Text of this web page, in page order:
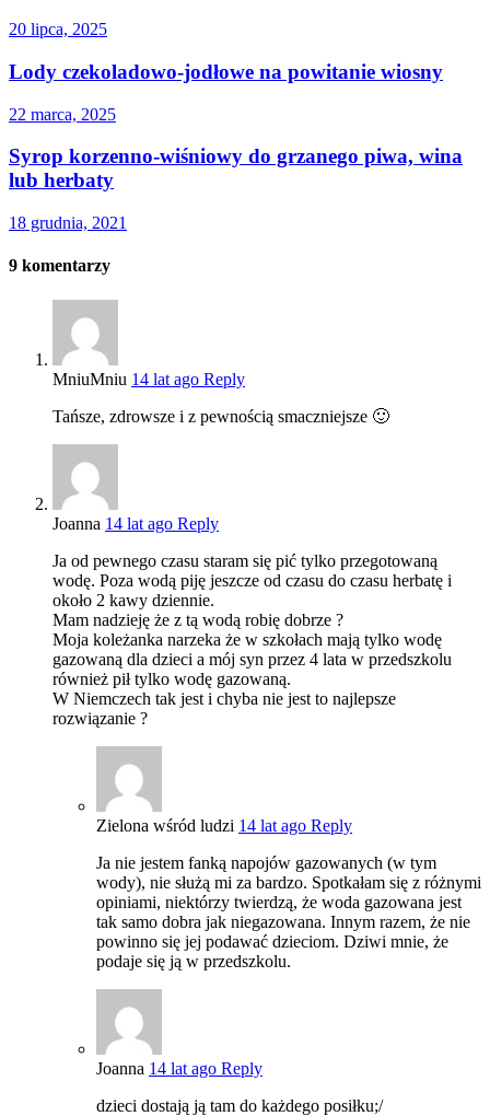
20 lipca, 2025
Lody czekoladowo-jodłowe na powitanie wiosny
22 marca, 2025
Syrop korzenno-wiśniowy do grzanego piwa, wina
lub herbaty
18 grudnia, 2021
9 komentarzy
MniuMniu 14 lat ago Reply
Tańsze, zdrowsze i z pewnością smaczniejsze 🙂
Joanna 14 lat ago Reply
Ja od pewnego czasu staram się pić tylko przegotowaną
wodę. Poza wodą piję jeszcze od czasu do czasu herbatę i
około 2 kawy dziennie.
Mam nadzieję że z tą wodą robię dobrze ?
Moja koleżanka narzeka że w szkołach mają tylko wodę
gazowaną dla dzieci a mój syn przez 4 lata w przedszkolu
również pił tylko wodę gazowaną.
W Niemczech tak jest i chyba nie jest to najlepsze
rozwiązanie ?
Zielona wśród ludzi 14 lat ago Reply
Ja nie jestem fanką napojów gazowanych (w tym
wody), nie służą mi za bardzo. Spotkałam się z różnymi
opiniami, niektórzy twierdzą, że woda gazowana jest
tak samo dobra jak niegazowana. Innym razem, że nie
powinno się jej podawać dzieciom. Dziwi mnie, że
podaje się ją w przedszkolu.
Joanna 14 lat ago Reply
dzieci dostają ją tam do każdego posiłku;/